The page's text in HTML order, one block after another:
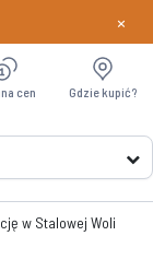
Dowiedz
×
cen Gdzie kupić?
w Stalowej Woli